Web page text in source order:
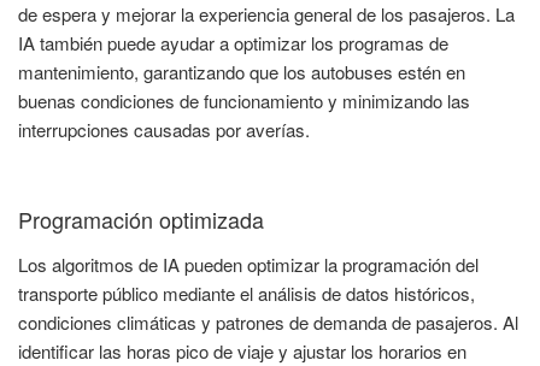
de espera y mejorar la experiencia general de los pasajeros. La
IA también puede ayudar a optimizar los programas de
mantenimiento, garantizando que los autobuses estén en
buenas condiciones de funcionamiento y minimizando las
interrupciones causadas por averías.
Programación optimizada
Los algoritmos de IA pueden optimizar la programación del
transporte público mediante el análisis de datos históricos,
condiciones climáticas y patrones de demanda de pasajeros. Al
identificar las horas pico de viaje y ajustar los horarios en